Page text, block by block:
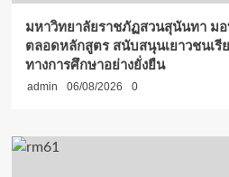
มหาวิทยาลัยราชภัฏสวนสุนันทา ม
ตลอดหลักสูตร สนับสนุนเยาวชนเรี
ทางการศึกษาอย่างยั่งยืน
admin 06/08/2026 0